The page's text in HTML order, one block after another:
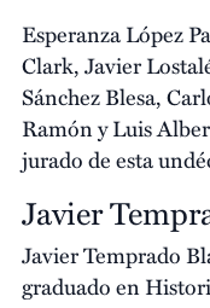
Esperanza López
Clark, Javier
Sánchez Blesa,
Ramón y Luis
jurado de esta
Javier
Javier Temprado
graduado en